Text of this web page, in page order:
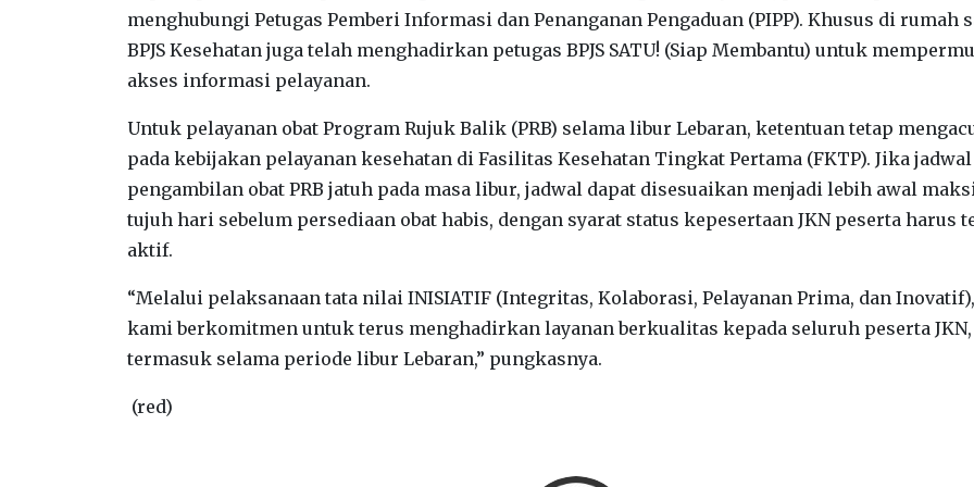
menghubungi Petugas Pemberi Informasi dan Penanganan Pengaduan (PIPP). Khusus di rumah
BPJS Kesehatan juga telah menghadirkan petugas BPJS SATU! (Siap Membantu) untuk
akses informasi pelayanan.
Untuk pelayanan obat Program Rujuk Balik (PRB) selama libur Lebaran, ketentuan tetap
pada kebijakan pelayanan kesehatan di Fasilitas Kesehatan Tingkat Pertama (FKTP). Jika jadwal
pengambilan obat PRB jatuh pada masa libur, jadwal dapat disesuaikan menjadi lebih awal
tujuh hari sebelum persediaan obat habis, dengan syarat status kepesertaan JKN peserta harus
aktif.
“Melalui pelaksanaan tata nilai INISIATIF (Integritas, Kolaborasi, Pelayanan Prima, dan Inovatif),
kami berkomitmen untuk terus menghadirkan layanan berkualitas kepada seluruh peserta JKN,
termasuk selama periode libur Lebaran,” pungkasnya.
(red)